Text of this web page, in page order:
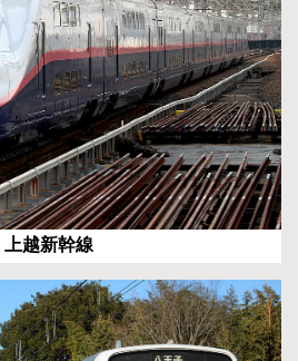
上越新幹線